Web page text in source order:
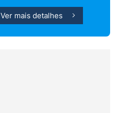
Ver mais detalhes